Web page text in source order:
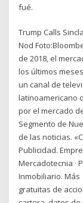
fué.
Trump Calls
Nod
de 2018, el
los últimos
un canal de
latinoamericano
por el mercado
Segmento de
de las noticias.
Publicidad.
Mercadotecnia ·
Inmobiliario. Más
gratuitas de